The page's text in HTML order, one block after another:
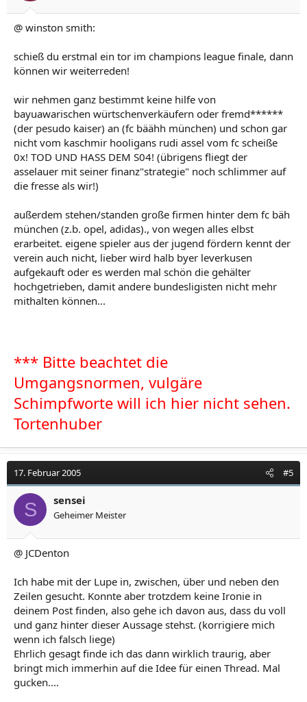
@ winston smith:
schieß du erstmal ein tor im champions league finale, dann
können wir weiterreden!
wir nehmen ganz bestimmt keine hilfe von
bayuawarischen würtschenverkäufern oder fremd******
(der pesudo kaiser) an (fc bäähh münchen) und schon gar
nicht vom kaschmir hooligans rudi assel vom fc scheiße
0x! TOD UND HASS DEM S04! (übrigens fliegt der
asselauer mit seiner finanz"strategie" noch schlimmer auf
die fresse als wir!)
außerdem stehen/standen große firmen hinter dem fc bäh
münchen (z.b. opel, adidas)., von wegen alles elbst
erarbeitet. eigene spieler aus der jugend fördern kennt der
verein auch nicht, lieber wird halb byer leverkusen
aufgekauft oder es werden mal schön die gehälter
hochgetrieben, damit andere bundesligisten nicht mehr
mithalten können...
*** Bitte beachtet die
Umgangsnormen, vulgäre
Schimpfworte will ich hier nicht sehen.
Tortenhuber
17. Februar 2005 #5
S sensei
Geheimer Meister
@ JCDenton
Ich habe mit der Lupe in, zwischen, über und neben den
Zeilen gesucht. Konnte aber trotzdem keine Ironie in
deinem Post finden, also gehe ich davon aus, dass du voll
und ganz hinter dieser Aussage stehst. (korrigiere mich
wenn ich falsch liege)
Ehrlich gesagt finde ich das dann wirklich traurig, aber
bringt mich immerhin auf die Idee für einen Thread. Mal
gucken....